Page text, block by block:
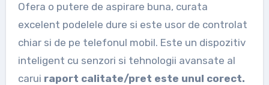
Ofera o putere de aspirare buna, curata
excelent podelele dure si este usor de controlat
chiar si de pe telefonul mobil. Este un dispozitiv
inteligent cu senzori si tehnologii avansate al
carui raport calitate/pret este unul corect.